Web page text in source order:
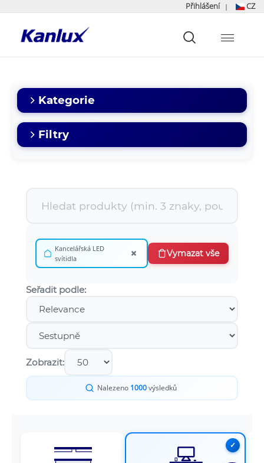
Přihlášení | CZ
główna
Kategorie
Filtry
Kancelářská LED
svítidla
× Vymazat vše
Seřadit podle:
Zobrazit:
Nalezeno 1000výsledků